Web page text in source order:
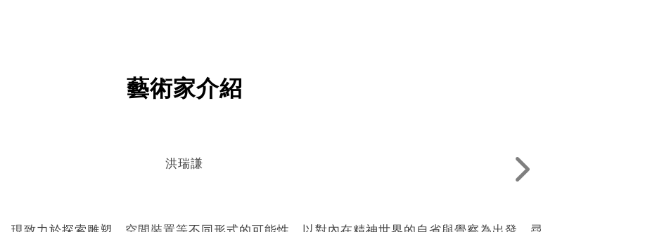
藝術家介紹
洪瑞謙
現致力於探索雕塑、空間裝置等不同形式的可能性，以對內在精神世界的自省與覺察為出發，尋